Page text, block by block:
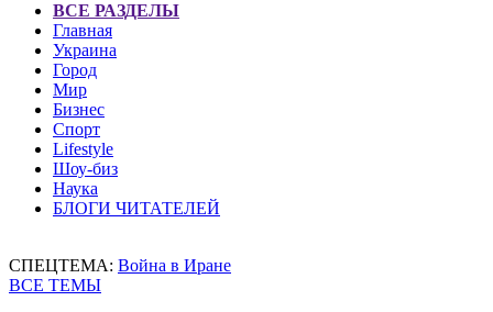
ВСЕ РАЗДЕЛЫ
Главная
Украина
Город
Мир
Бизнес
Спорт
Lifestyle
Шоу-биз
Наука
БЛОГИ ЧИТАТЕЛЕЙ
СПЕЦТЕМА: Война в Иране
ВСЕ ТЕМЫ